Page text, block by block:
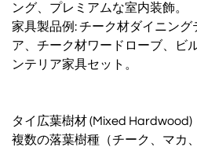
ング、プレミアムな室内装飾。
家具製品例: チーク材ダイニン
ア、チーク材ワードローブ、ビ
ンテリア家具セット。
タイ広葉樹材 (Mixed Hardwood)
複数の落葉樹種（チーク、マカ